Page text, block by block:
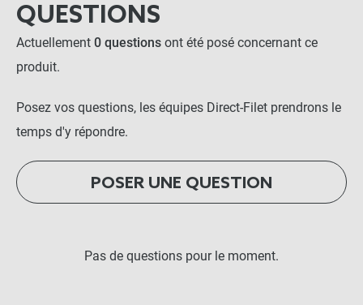
QUESTIONS
Actuellement 0 questions ont été posé concernant ce
produit.
Posez vos questions, les équipes Direct-Filet prendrons le
temps d'y répondre.
POSER UNE QUESTION
Pas de questions pour le moment.